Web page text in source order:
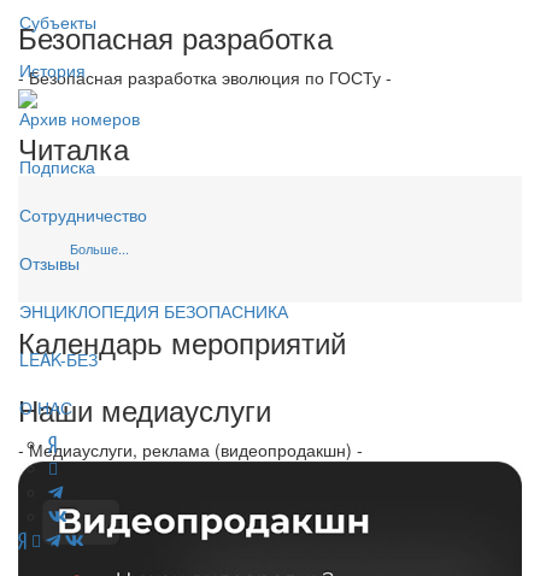
Субъекты
История
Архив номеров
Подписка
Сотрудничество
Отзывы
ЭНЦИКЛОПЕДИЯ БЕЗОПАСНИКА
LEAK-БЕЗ
О НАС
Безопасная разработка
- Безопасная разработка эволюция по ГОСТу -
Читалка
Больше...
Календарь мероприятий
Наши медиауслуги
- Медиауслуги, реклама (видеопродакшн) -